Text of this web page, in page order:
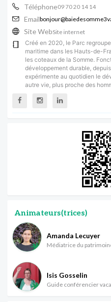
Téléphone09 70 20 14 14
Email
Site WebSite internet
Créé en 2020, le Parc
maritime dans les Hauts-de-
les coteaux de la Somme.
développement durable,
expérimente au quotidien le
autre vie, plus proche des
Animateurs(trices)
Amanda Lecuyer
Médiatrice du
Isis Gosselin
Guide conférencier